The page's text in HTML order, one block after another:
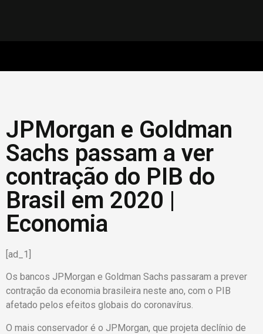
JPMorgan e Goldman
Sachs passam a ver
contração do PIB do
Brasil em 2020 |
Economia
[ad_1]
Os bancos JPMorgan e Goldman Sachs passaram a prever
contração da economia brasileira neste ano, com o PIB
afetado pelos efeitos globais do coronavírus.
O mais conservador é o JPMorgan, que projeta declínio de